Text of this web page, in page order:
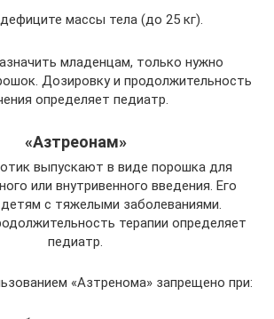
дефиците массы тела (до 25 кг).
младенцам, только нужно
Дозировку и продолжительность
определяет педиатр.
«Азтреонам»
выпускают в виде порошка для
или внутривенного введения. Его
с тяжелыми заболеваниями.
терапии определяет
педиатр.
«Азтренома» запрещено при: